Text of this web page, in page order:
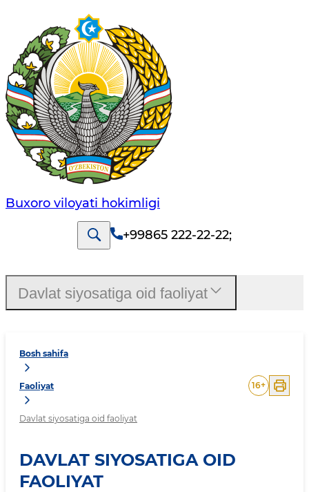
Buxoro viloyati hokimligi
+99865 222-22-22;
Bosh sahifa
Faoliyat
Davlat siyosatiga oid faoliyat
16+
DAVLAT SIYOSATIGA OID
FAOLIYAT
Davlat siyosatiga oid faoliyat